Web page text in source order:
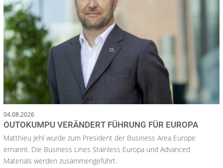
04.08.2026
OUTOKUMPU VERÄNDERT FÜHRUNG FÜR EUROPA
Matthieu Jehl wurde zum President der Business Area Europe
ernannt. Die Business Lines Stainless Europa und Advanced
Materials werden zusammengeführt.